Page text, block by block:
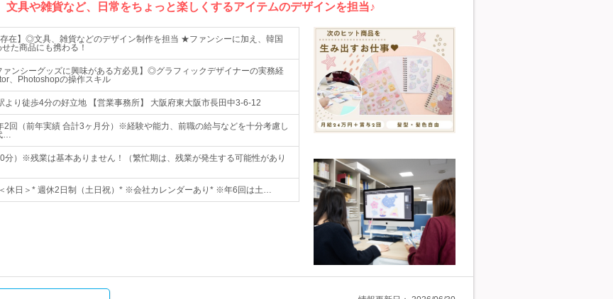
具や雑貨など、日常をちょっと楽しくするアイテムのデザインを担当♪
存在】◎文具、雑貨などのデザイン制作を担当 ★ファンシーに加え、韓国
た商品にも携わる！
ァンシーグッズに興味がある方必見】◎グラフィックデザイナーの実務経
、Photoshopの操作スキル
り徒歩4分の好立地 【営業事務所】 大阪府東大阪市長田中3-6-12
2回（前年実績 合計3ヶ月分）※経験や能力、前職の給与などを十分考慮し
…
分）※残業は基本ありません！（繁忙期は、残業が発生する可能性があり
休日＞* 週休2日制（土日祝）* ※会社カレンダーあり* ※年6回は土…